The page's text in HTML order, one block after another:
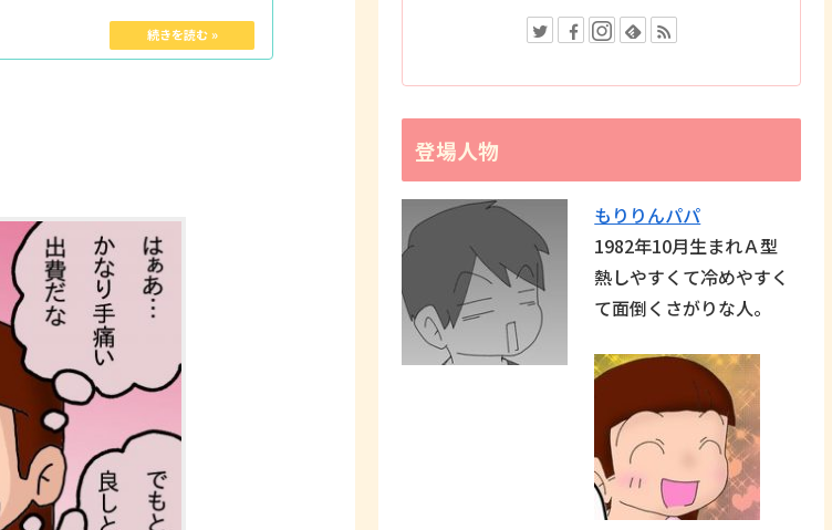
登場人物
もりりんパパ
1982年10月生まれＡ型
熱しやすくて冷めやすく
て面倒くさがりな人。